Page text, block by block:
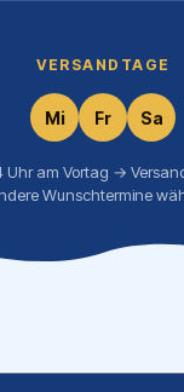
VERSANDTAGE
Mi Fr Sa
Uhr am Vortag →
Wunschtermine